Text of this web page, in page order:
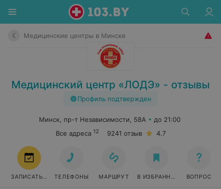
Медицинские центры в Минске
Медицинский центр «ЛОДЭ» - отзывы
Профиль подтвержден
Минск, пр-т Независимости, 58А
до 21:00
Все адреса 12 9241 отзыв 4.7
ЗАПИСАТЬСЯ ТЕЛЕФОНЫ МАРШРУТ В ИЗБРАННОЕ ВОПРОС